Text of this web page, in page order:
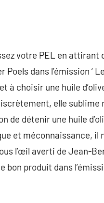
votre PEL en attirant
dans l’émission ‘
à choisir une huile
elle
de détenir une huile
et méconnaissance, il
l’œil averti de Jean-
produit dans